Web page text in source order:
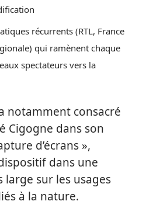
récurrents (RTL, France
qui ramènent chaque
spectateurs vers la
notamment consacré
Cigogne dans son
d’écrans »,
dans une
large sur les usages
à la nature.